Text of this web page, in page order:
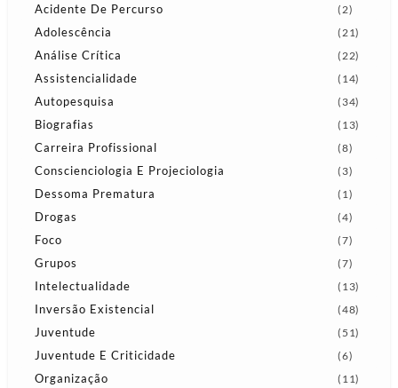
Acidente De Percurso (2)
Adolescência (21)
Análise Crítica (22)
Assistencialidade (14)
Autopesquisa (34)
Biografias (13)
Carreira Profissional (8)
Conscienciologia E Projeciologia (3)
Dessoma Prematura (1)
Drogas (4)
Foco (7)
Grupos (7)
Intelectualidade (13)
Inversão Existencial (48)
Juventude (51)
Juventude E Criticidade (6)
Organização (11)